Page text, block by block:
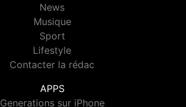
News
Musique
Sport
Lifestyle
Contacter la rédac
APPS
Generations sur iPhone